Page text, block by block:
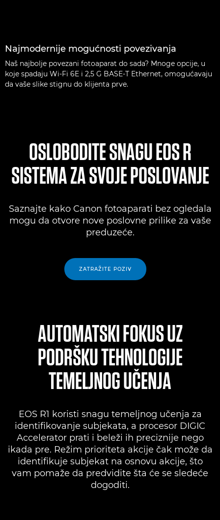
Najmodernije mogućnosti povezivanja
Naš najbolje povezani fotoaparat do sada? Mnoge opcije, u
koje spadaju Wi-Fi 6E i 2,5 G BASE-T Ethernet, omogućavaju
da vaše slike stignu do klijenta prve.
OSLOBODITE SNAGU EOS R
SISTEMA ZA SVOJE POSLOVANJE
Saznajte kako Canon fotoaparati bez ogledala
mogu da otvore nove poslovne prilike za vaše
preduzeće.
ZATRAŽITE POZIV
AUTOMATSKI FOKUS UZ
PODRŠKU TEHNOLOGIJE
TEMELJNOG UČENJA
EOS R1 koristi snagu temeljnog učenja za
identifikovanje subjekata, a procesor DIGIC
Accelerator prati i beleži ih preciznije nego
ikada pre. Režim prioriteta akcije čak može da
identifikuje subjekat na osnovu akcije, što
vam pomaže da predvidite šta će se sledeće
dogoditi.